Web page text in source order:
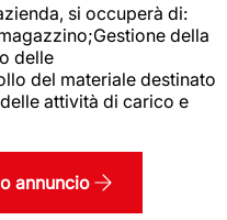
si occuperà di:
della
delle
del materiale destinato
attività di carico e
annuncio